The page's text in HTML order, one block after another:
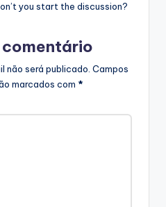
you start the discussion?
comentário
não será publicado. Campos
marcados com *